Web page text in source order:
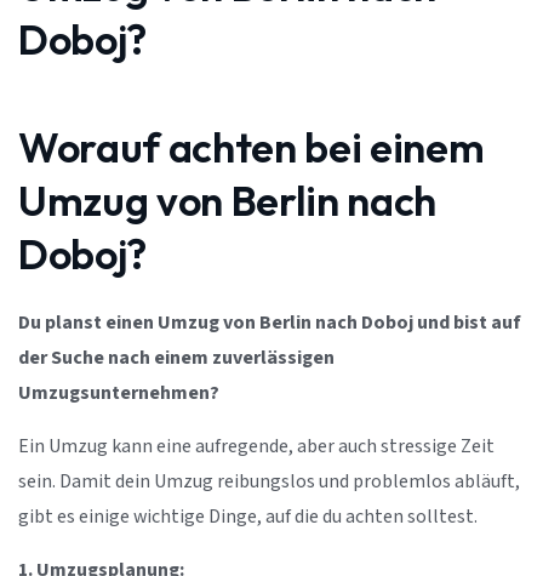
Doboj?
Worauf achten bei einem
Umzug von Berlin nach
Doboj?
Du planst einen Umzug von Berlin nach Doboj und bist auf
der Suche nach einem zuverlässigen
Umzugsunternehmen?
Ein Umzug kann eine aufregende, aber auch stressige Zeit
sein. Damit dein Umzug reibungslos und problemlos abläuft,
gibt es einige wichtige Dinge, auf die du achten solltest.
1. Umzugsplanung: